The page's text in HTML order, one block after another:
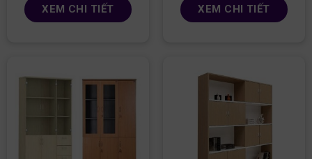
XEM CHI TIẾT XEM CHI TIẾT